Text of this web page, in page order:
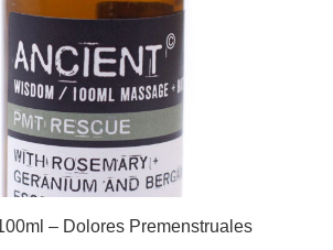
– Dolores Premenstruales